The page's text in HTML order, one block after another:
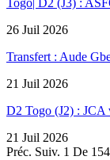
Togo| D2 (J3) :
26 Juil 2026
Transfert : Aude
21 Juil 2026
D2 Togo (J2) : JCA
21 Juil 2026
Préc. Suiv. 1 De 154